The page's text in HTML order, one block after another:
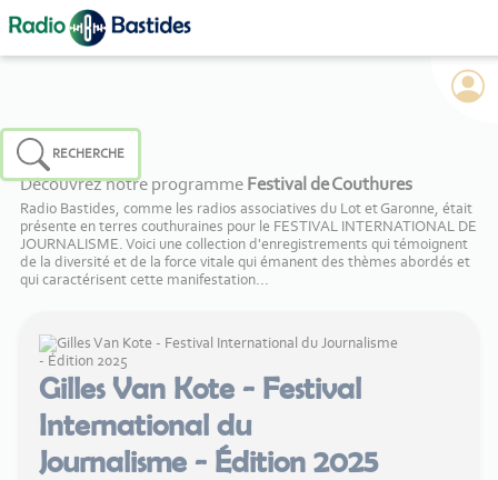
RECHERCHE
Découvrez notre programme Festival de Couthures
Radio Bastides, comme les radios associatives du Lot et Garonne, était
présente en terres couthuraines pour le FESTIVAL INTERNATIONAL DE
JOURNALISME. Voici une collection d'enregistrements qui témoignent
de la diversité et de la force vitale qui émanent des thèmes abordés et
qui caractérisent cette manifestation...
Gilles Van Kote - Festival
International du
Journalisme - Édition 2025
Panneau de gestion des cookies